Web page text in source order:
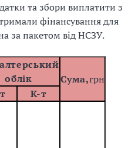
та збори виплатити з
фінансування для
за пакетом від НСЗУ.
облік
Сума,грн
К-т